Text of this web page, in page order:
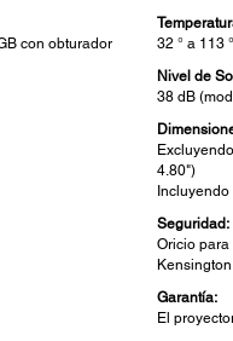
con obturador
32 ° a 113
Nivel de
38 dB
4.80")
Seguridad:
Oricio
Kensington
Garantía:
El